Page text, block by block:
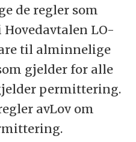
de regler som
LO-
til alminnelige
gjelder for alle
permittering.
avLov om